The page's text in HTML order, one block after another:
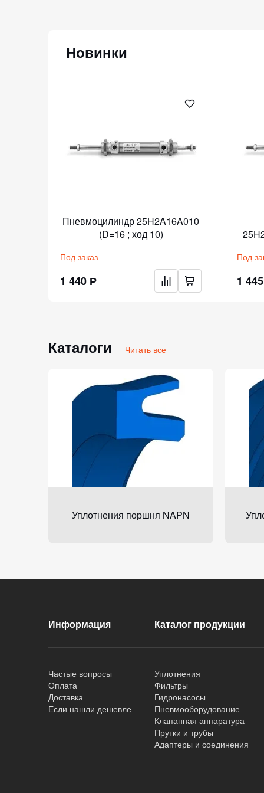
Новинки
Пневмоцилиндр 25H2A16A010
(D=16 ; ход 10)
Под заказ
1 440 Р
Под
1
Каталоги Читать все
Уплотнения поршня NAPN
Информация
Частые вопросы
Оплата
Доставка
Если нашли дешевле
Каталог продукции
Уплотнения
Фильтры
Гидронасосы
Пневмооборудование
Клапанная аппаратура
Прутки и трубы
Адаптеры и соединения